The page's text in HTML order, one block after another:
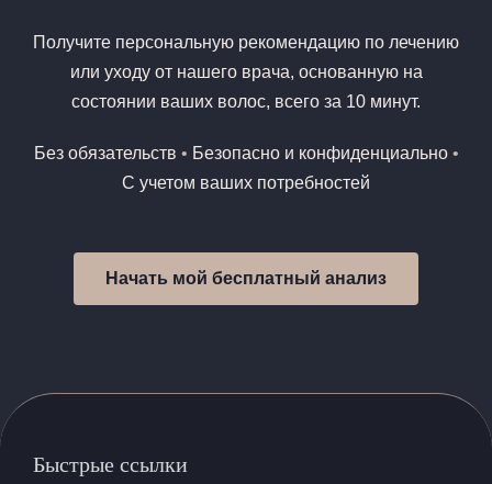
Получите персональную рекомендацию по лечению
или уходу от нашего врача, основанную на
состоянии ваших волос, всего за 10 минут.
Без обязательств • Безопасно и конфиденциально •
С учетом ваших потребностей
Начать мой бесплатный анализ
Быстрые ссылки